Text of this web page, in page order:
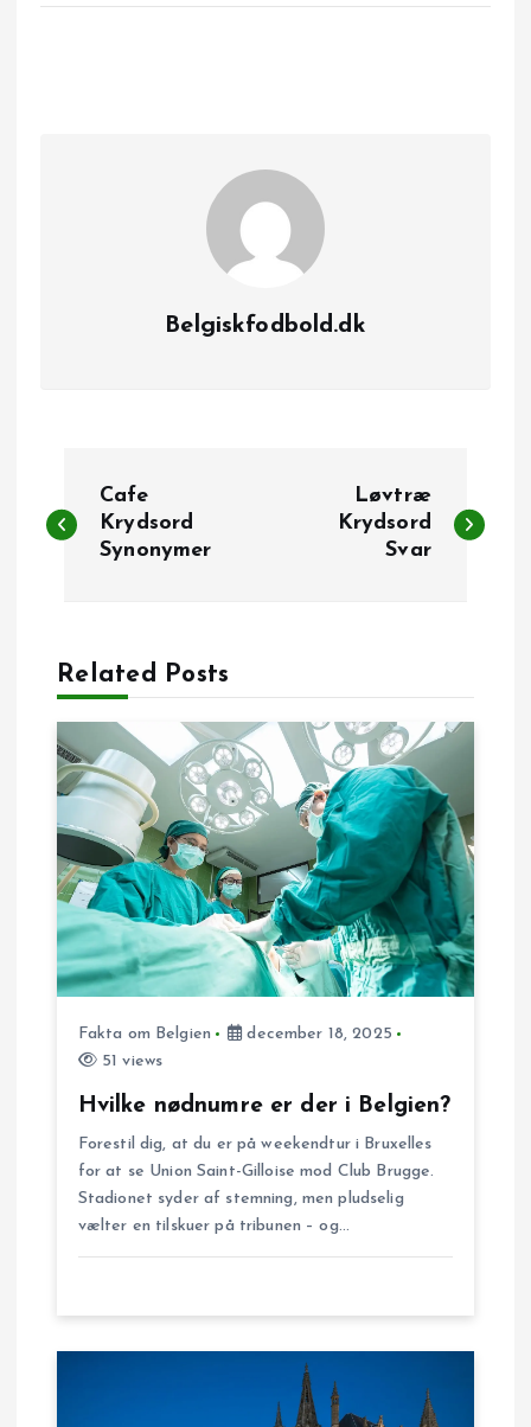
Belgiskfodbold.dk
n
æ
g
s
n
a
v
o
Cafe
Krydsord
Synonymer
Løvtræ
Krydsord
Svar
Related Posts
Fakta om Belgien
december 18, 2025
51 views
Hvilke nødnumre er der i Belgien?
Forestil dig, at du er på weekendtur i Bruxelles
for at se Union Saint-Gilloise mod Club Brugge.
Stadionet syder af stemning, men pludselig
vælter en tilskuer på tribunen – og…